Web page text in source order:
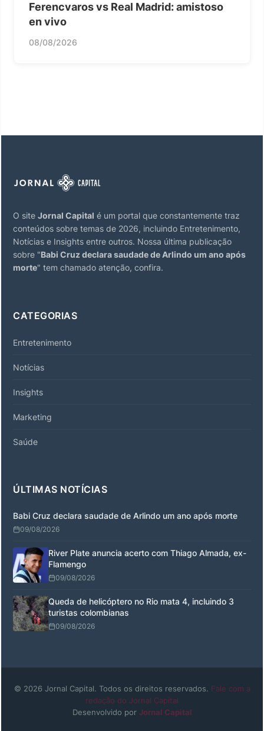
Ferencvaros vs Real Madrid: amistoso
en vivo
08/08/2026
O site Jornal Capital é um portal que constantemente traz
conteúdos sobre temas de 2026, incluindo Entretenimento,
Notícias e Insights entre outros. Nossa última publicação
sobre "Babi Cruz declara saudade de Arlindo um ano após
morte" tem chamado atenção, confira.
CATEGORIAS
Entretenimento
Notícias
Insights
Marketing
Saúde
ÚLTIMAS NOTÍCIAS
Babi Cruz declara saudade de Arlindo um ano após morte
09/08/2026
River Plate anuncia acerto com Thiago Almada, ex-
Flamengo
09/08/2026
Queda de helicóptero no Rio mata 4, incluindo 3
turistas colombianas
09/08/2026
© 2026 Jornal Capital. Todos os direitos reservados. Fale com a
redação do Jornal Capital
Desenvolvido por Jornal Capital